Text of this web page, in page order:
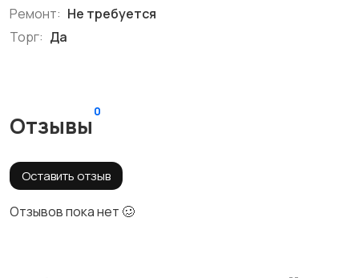
Ремонт: Не требуется
Торг: Да
Отзывы
0
Оставить отзыв
Отзывов пока нет 🥴